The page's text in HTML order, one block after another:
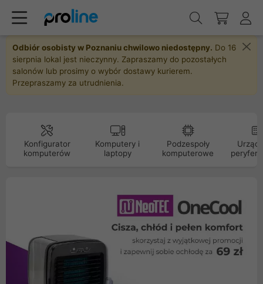
Odbiór osobisty w Poznaniu chwilowo niedostępny. Do 16
sierpnia lokal jest nieczynny. Zapraszamy do pozostałych
salonów lub prosimy o wybór dostawy kurierem.
Przepraszamy za utrudnienia.
Konfigurator
komputerów
Komputery i
laptopy
Podzespoły
komputerowe